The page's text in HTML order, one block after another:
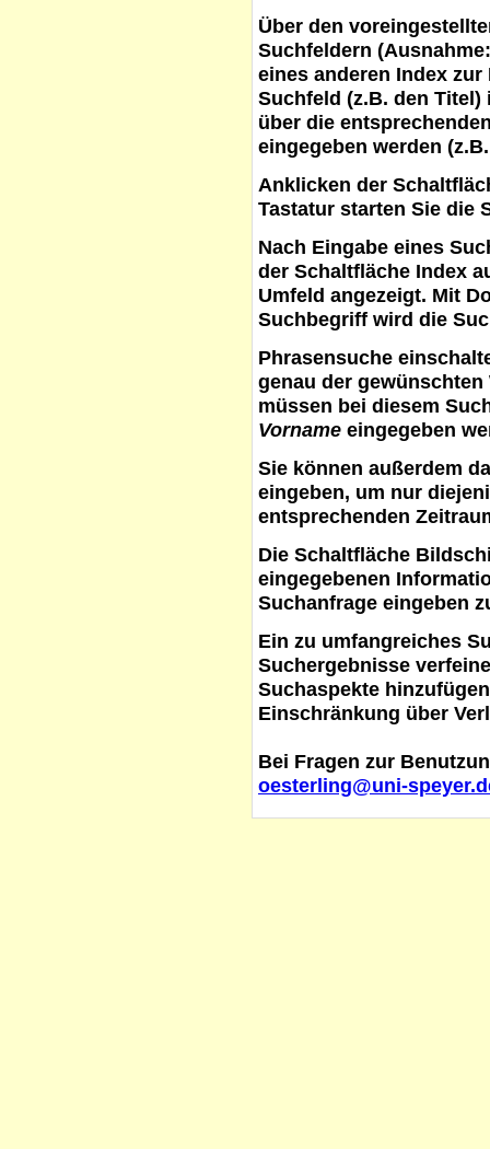
Über den
Suchfeldern
eines anderen Index
Suchfeld (z.B. den
über die
eingegeben werden
Anklicken der
Tastatur starten Sie die
Nach Eingabe eines
der Schaltfläche Index
Umfeld angezeigt. Mit
Suchbegriff wird die
Phrasensuche
genau der
müssen bei diesem
Vorname eingegeben
Sie können außerdem
eingeben, um nur
entsprechenden
Die Schaltfläche
eingegebenen
Suchanfrage eingeben
Ein zu umfangreiches
Suchergebnisse
Suchaspekte
Einschränkung über
Bei Fragen zur
oesterling@uni-